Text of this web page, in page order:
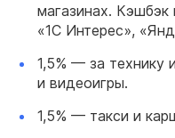
магазинах. Кэшбэк
«1С Интерес»,
1,5% — за технику
и видеоигры.
1,5% — такси и